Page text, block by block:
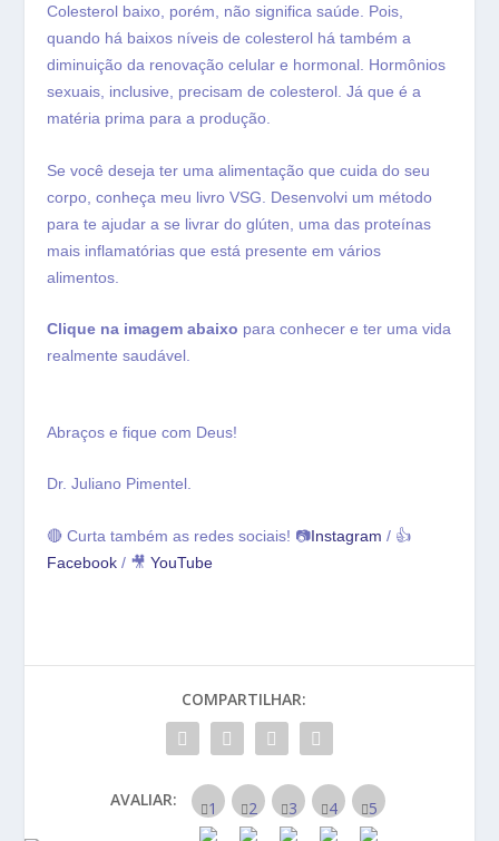
Colesterol baixo, porém, não significa saúde. Pois,
quando há baixos níveis de colesterol há também a
diminuição da renovação celular e hormonal. Hormônios
sexuais, inclusive, precisam de colesterol. Já que é a
matéria prima para a produção.
Se você deseja ter uma alimentação que cuida do seu
corpo, conheça meu livro VSG. Desenvolvi um método
para te ajudar a se livrar do glúten, uma das proteínas
mais inflamatórias que está presente em vários
alimentos.
Clique na imagem abaixo para conhecer e ter uma vida
realmente saudável.
Abraços e fique com Deus!
Dr. Juliano Pimentel.
🔴 Curta também as redes sociais! 📷Instagram / 👍
Facebook / 🎥 YouTube
COMPARTILHAR:
AVALIAR: